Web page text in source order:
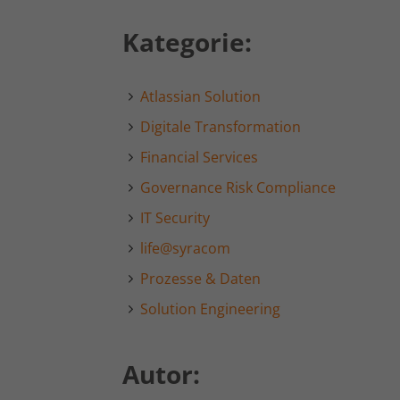
Kategorie:
Atlassian Solution
Digitale Transformation
Financial Services
Governance Risk Compliance
IT Security
life@syracom
Prozesse & Daten
Solution Engineering
Autor: